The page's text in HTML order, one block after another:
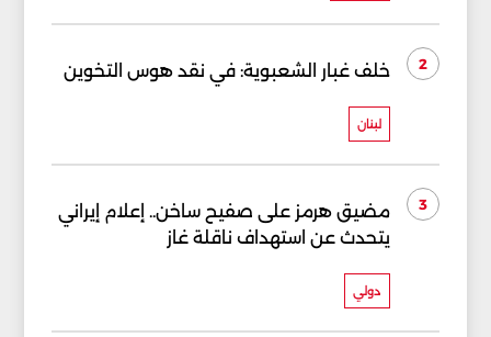
2 خلف غبار الشعبوية: في نقد هوس التخوين
لبنان
3
مضيق هرمز على صفيح ساخن.. إعلام إيراني
يتحدث عن استهداف ناقلة غاز
دولي